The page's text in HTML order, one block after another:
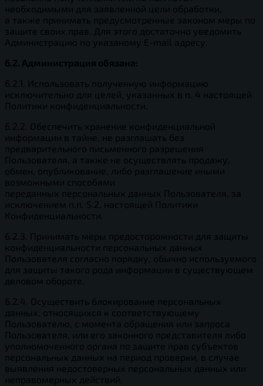
необходимыми для заявленной цели обработки,
а также принимать предусмотренные законом меры по
защите своих прав. Для этого достаточно уведомить
Администрацию по указаному E-mail адресу.
6.2. Администрация обязана:
6.2.1. Использовать полученную информацию
исключительно для целей, указанных в п. 4 настоящей
Политики конфиденциальности.
6.2.2. Обеспечить хранение конфиденциальной
информации в тайне, не разглашать без
предварительного письменного разрешения
Пользователя, а также не осуществлять продажу,
обмен, опубликование, либо разглашение иными
возможными способами
переданных персональных данных Пользователя, за
исключением п.п. 5.2. настоящей Политики
Конфиденциальности.
6.2.3. Принимать меры предосторожности для защиты
конфиденциальности персональных данных
Пользователя согласно порядку, обычно используемого
для защиты такого рода информации в существующем
деловом обороте.
6.2.4. Осуществить блокирование персональных
данных, относящихся к соответствующему
Пользователю, с момента обращения или запроса
Пользователя, или его законного представителя либо
уполномоченного органа по защите прав субъектов
персональных данных на период проверки, в случае
выявления недостоверных персональных данных или
неправомерных действий.